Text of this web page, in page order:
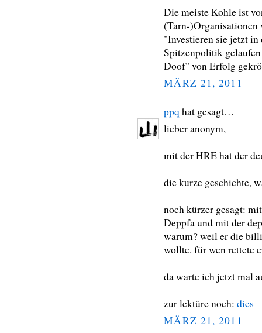
Die meiste Kohle ist
(Tarn-)Organisationen
"Investieren sie jetzt
Spitzenpolitik
Doof" von Erfolg
MÄRZ 21, 2011
ppq hat gesagt…
lieber anonym,
mit der HRE hat der
die kurze geschichte,
noch kürzer gesagt:
Deppfa und mit der
warum? weil er die
wollte. für wen rettete
da warte ich jetzt mal
zur lektüre noch: dies
MÄRZ 21, 2011